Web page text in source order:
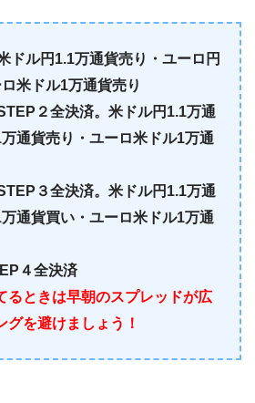
ドル円1.1万通貨売り・ユーロ円
米ドル1万通貨売り
２全決済。米ドル円1.1万通
通貨売り・ユーロ米ドル1万通
３全決済。米ドル円1.1万通
通貨買い・ユーロ米ドル1万通
４全決済
ときは早朝のスプレッドが広
グを避けましょう！